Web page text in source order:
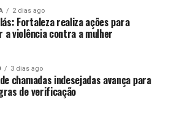
2 dias ago
Fortaleza realiza ações para
a violência contra a mulher
3 dias ago
chamadas indesejadas avança para
de verificação